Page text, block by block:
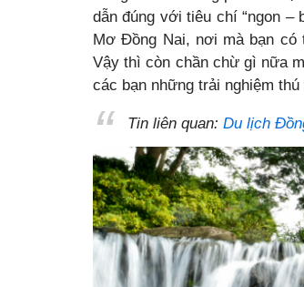
dẫn đúng với tiêu chí “ngon –
Mơ Đồng Nai, nơi mà bạn có
Vậy thì còn chần chừ gì nữa
các bạn những trải nghiệm thú
Tin liên quan:Du lịch